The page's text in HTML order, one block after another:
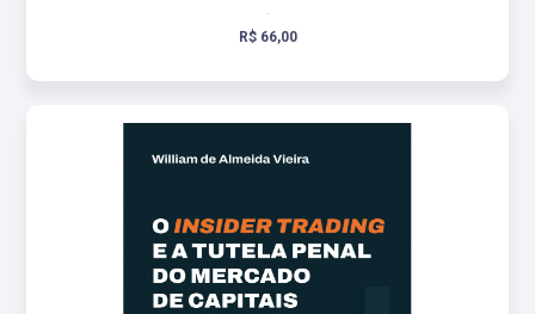
.
R$ 66,00